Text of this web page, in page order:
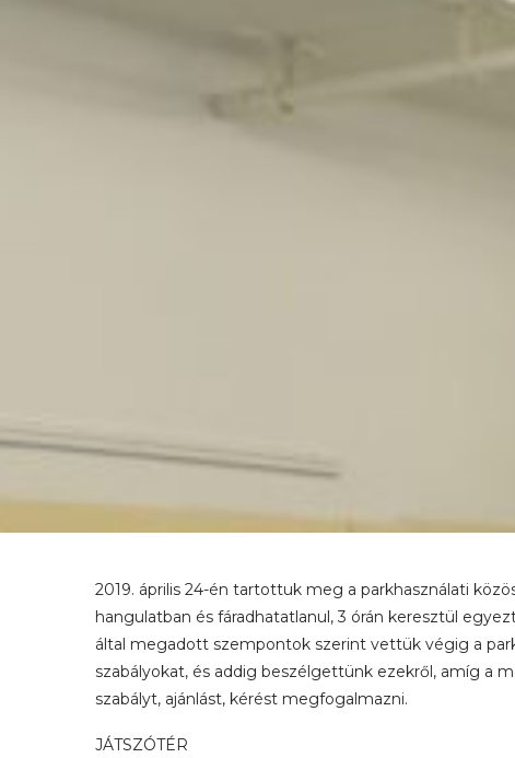
2019. április 24-én tartottuk meg a parkhasználati
hangulatban és fáradhatatlanul, 3 órán keresztül
által megadott szempontok szerint vettük végig a
szabályokat, és addig beszélgettünk ezekről, amíg a
szabályt, ajánlást, kérést megfogalmazni.
JÁTSZÓTÉR